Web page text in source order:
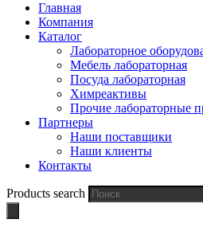
Главная
Компания
Каталог
Лабораторное
Мебель лабораторная
Посуда лабораторная
Химреактивы
Прочие лабораторные
Партнеры
Наши поставщики
Наши клиенты
Контакты
Products search